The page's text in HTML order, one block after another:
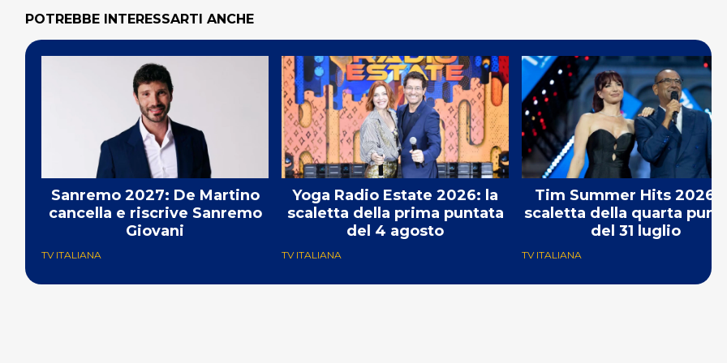
POTREBBE INTERESSARTI ANCHE
Sanremo 2027: De Martino
cancella e riscrive Sanremo
Giovani
TV ITALIANA
Yoga Radio Estate 2026: la
scaletta della prima puntata
del 4 agosto
TV ITALIANA
Tim Summer Hits 2026: la
scaletta della quarta
del 31 luglio
TV ITALIANA